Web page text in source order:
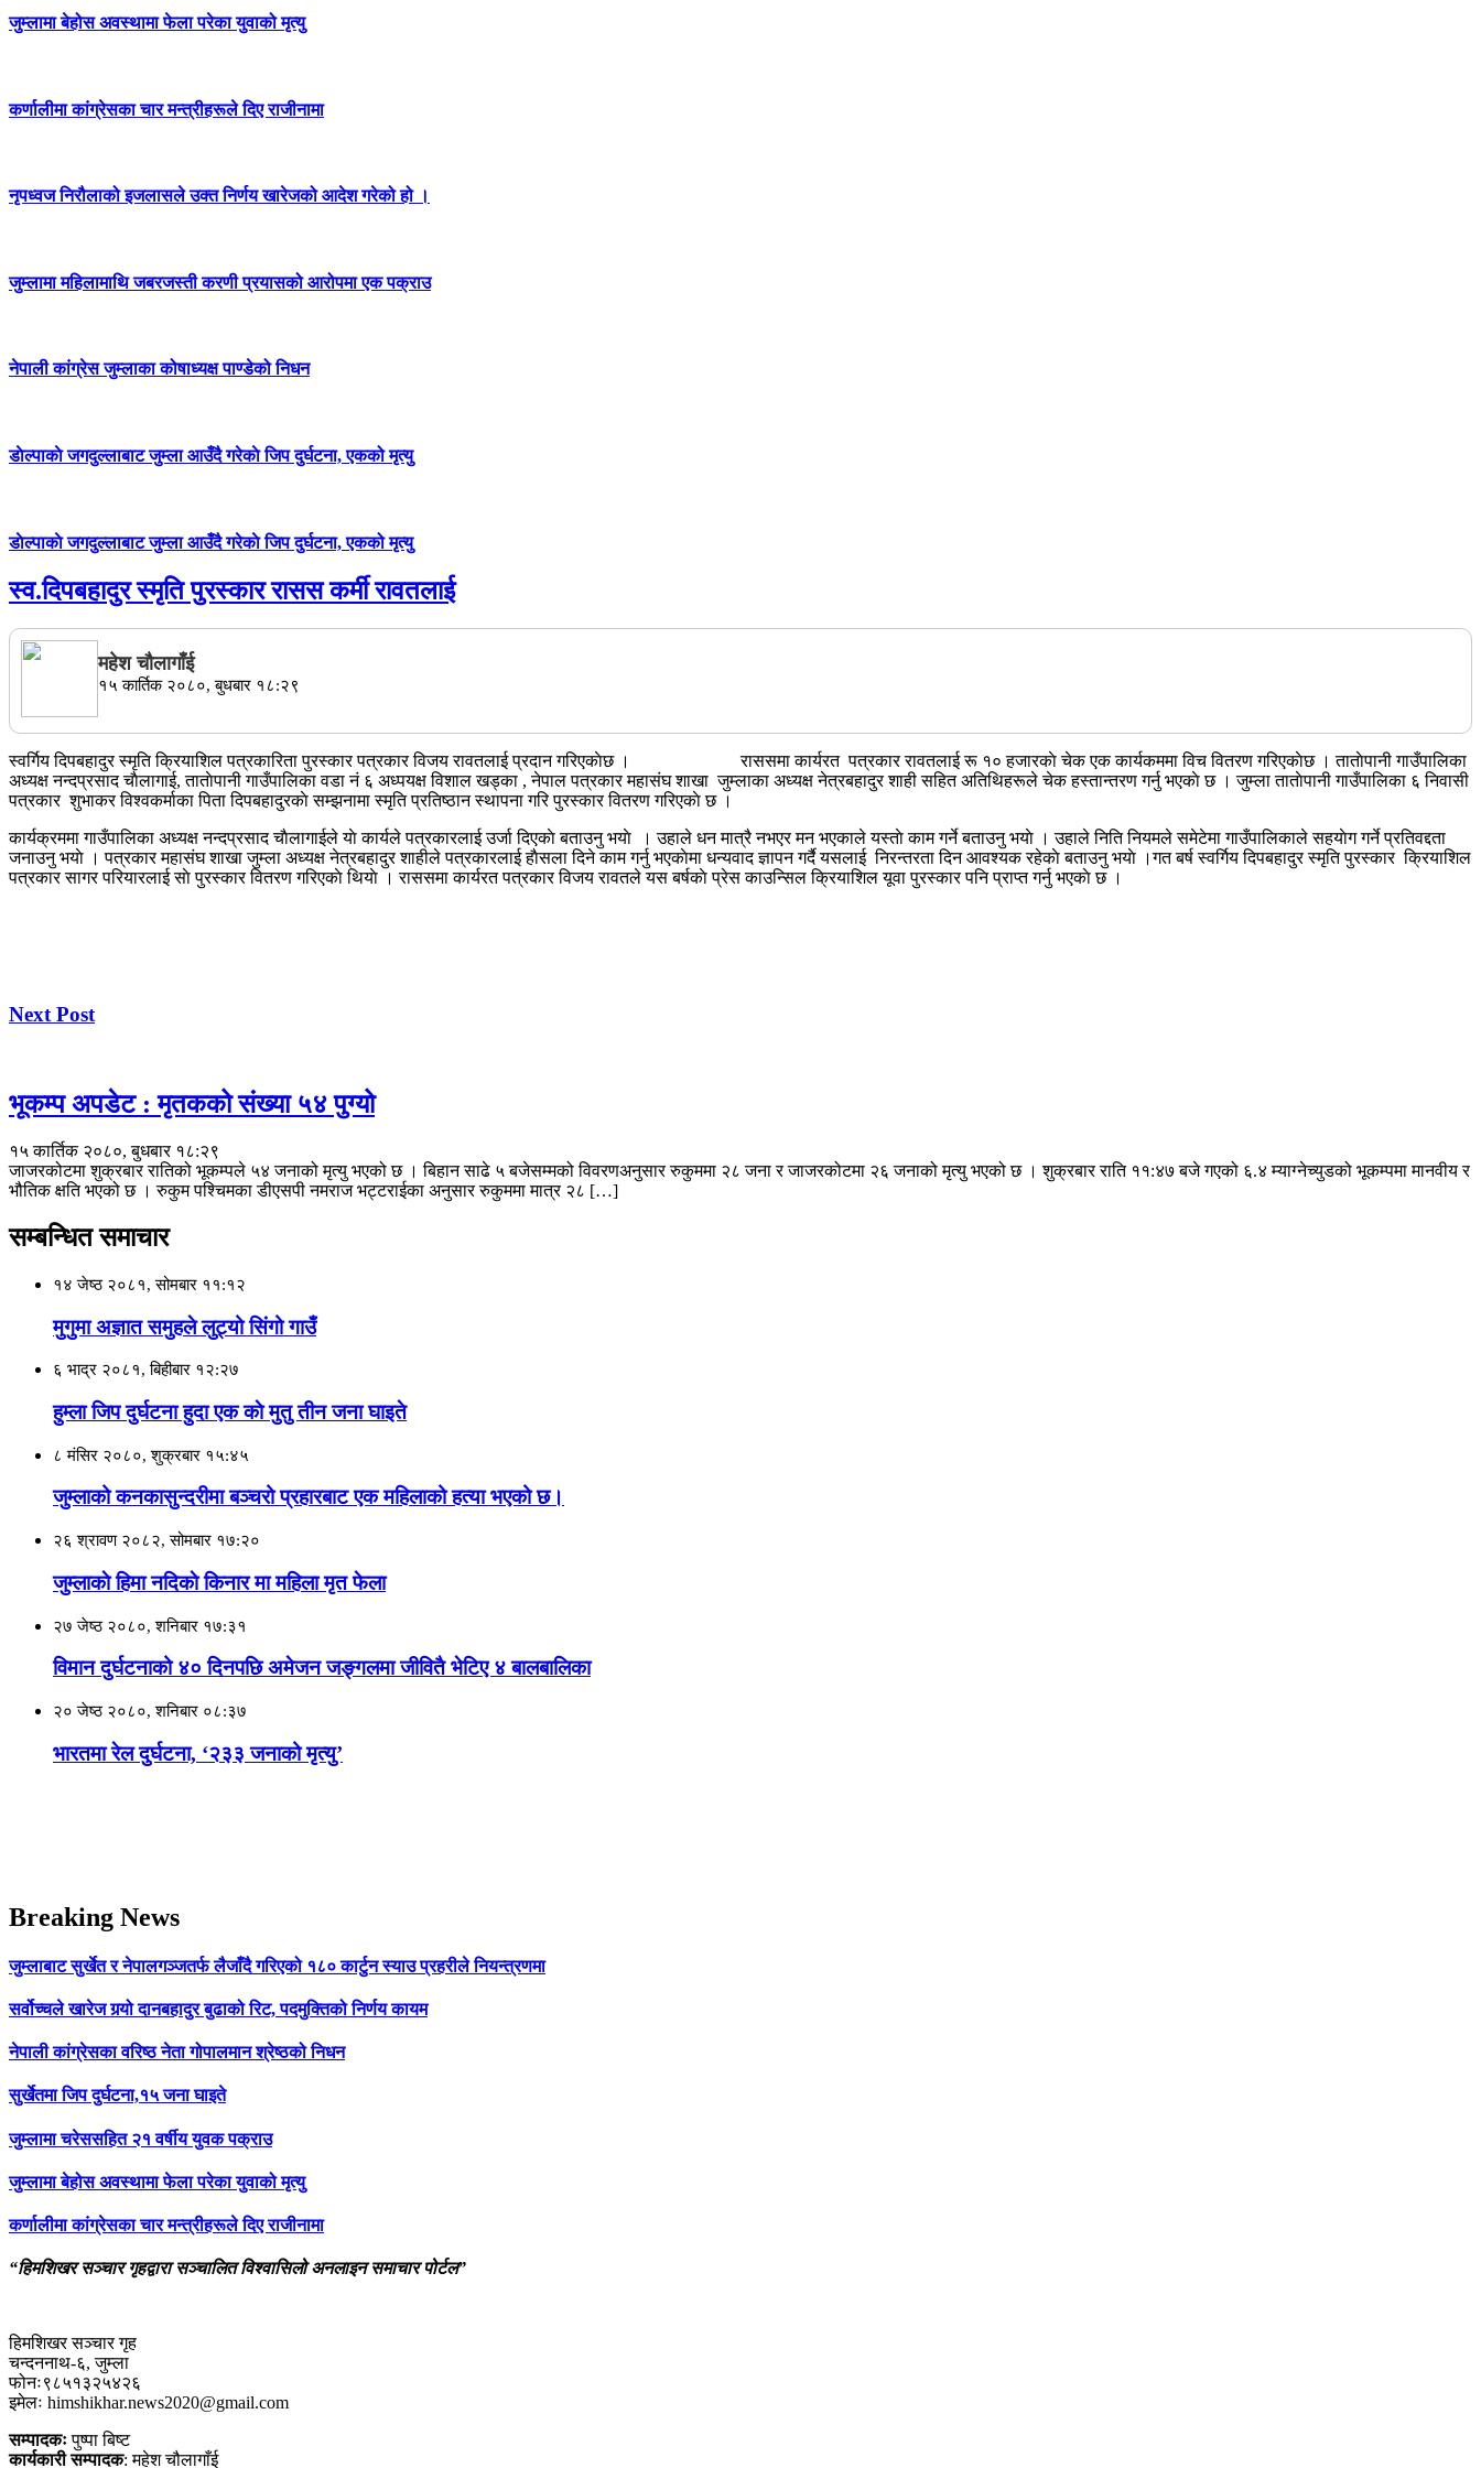
जुम्लामा बेहोस अवस्थामा फेला परेका युवाको मृत्यु
कर्णालीमा कांग्रेसका चार मन्त्रीहरूले दिए राजीनामा
नृपध्वज निरौलाको इजलासले उक्त निर्णय खारेजको आदेश गरेको हो ।
जुम्लामा महिलामाथि जबरजस्ती करणी प्रयासको आरोपमा एक पक्राउ
नेपाली कांग्रेस जुम्लाका कोषाध्यक्ष पाण्डेको निधन
डाेल्पाकाे जगदुल्लाबाट जुम्ला आउँदै गरेकाे जिप दुर्घटना, एकको मृत्यु
डाेल्पाकाे जगदुल्लाबाट जुम्ला आउँदै गरेकाे जिप दुर्घटना, एकको मृत्यु
स्व.दिपबहादुर स्मृति पुरस्कार रासस कर्मी रावतलाई
महेश चाैलागाँई
१५ कार्तिक २०८०, बुधबार १८:२९
स्वर्गिय दिपबहादुर स्मृति क्रियाशिल पत्रकारिता पुरस्कार पत्रकार विजय रावतलाई प्रदान गरिएकाेछ । राससमा कार्यरत पत्रकार रावतलाई रू १० हजारकाे चेक एक कार्यकममा विच वितरण गरिएकाेछ । ताताेपानी गाउँपालिका
अध्यक्ष नन्दप्रसाद चाैलागाई, ताताेपानी गाउँपालिका वडा नं ६ अध्पयक्ष विशाल खड्का , नेपाल पत्रकार महासंघ शाखा जुम्लाका अध्यक्ष नेत्रबहादुर शाही सहित अतिथिहरूले चेक हस्तान्तरण गर्नु भएकाे छ । जुम्ला ताताेपानी गाउँपालिका ६ निवासी
पत्रकार शुभाकर विश्वकर्माका पिता दिपबहादुरकाे सम्झनामा स्मृति प्रतिष्ठान स्थापना गरि पुरस्कार वितरण गरिएकाे छ ।
कार्यक्रममा गाउँपालिका अध्यक्ष नन्दप्रसाद चाैलागाईले याे कार्यले पत्रकारलाई उर्जा दिएकाे बताउनु भयाे । उहाले धन मात्रै नभएर मन भएकाले यस्ताे काम गर्ने बताउनु भयाे । उहाले निति नियमले समेटेमा गाउँपालिकाले सहयाेग गर्ने प्रतिवद्दता
जनाउनु भयाे । पत्रकार महासंघ शाखा जुम्ला अध्यक्ष नेत्रबहादुर शाहीले पत्रकारलाई हाैसला दिने काम गर्नु भएकाेमा धन्यवाद ज्ञापन गर्दै यसलाई निरन्तरता दिन आवश्यक रहेकाे बताउनु भयाे ।गत बर्ष स्वर्गिय दिपबहादुर स्मृति पुरस्कार क्रियाशिल
पत्रकार सागर परियारलाई साे पुरस्कार वितरण गरिएकाे थियाे । राससमा कार्यरत पत्रकार विजय रावतले यस बर्षकाे प्रेस काउन्सिल क्रियाशिल यूवा पुरस्कार पनि प्राप्त गर्नु भएकाे छ ।
Next Post
भूकम्प अपडेट : मृतकको संख्या ५४ पुग्यो
१५ कार्तिक २०८०, बुधबार १८:२९
जाजरकोटमा शुक्रबार रातिको भूकम्पले ५४ जनाको मृत्यु भएको छ । बिहान साढे ५ बजेसम्मको विवरणअनुसार रुकुममा २८ जना र जाजरकोटमा २६ जनाको मृत्यु भएको छ । शुक्रबार राति ११:४७ बजे गएको ६.४ म्याग्नेच्युडको भूकम्पमा मानवीय र
भौतिक क्षति भएको छ । रुकुम पश्चिमका डीएसपी नमराज भट्टराईका अनुसार रुकुममा मात्र २८ […]
सम्बन्धित समाचार
१४ जेष्ठ २०८१, सोमबार ११:१२
मुगुमा अज्ञात समुहले लुट्यो सिंगो गाउँ
६ भाद्र २०८१, बिहीबार १२:२७
हुम्ला जिप दुर्घटना हुदा एक काे मुतु तीन जना घाइते
८ मंसिर २०८०, शुक्रबार १५:४५
जुम्लाको कनकासुन्दरीमा बञ्चरो प्रहारबाट एक महिलाको हत्या भएको छ।
२६ श्रावण २०८२, सोमबार १७:२०
जुम्लाकाे हिमा नदिकाे किनार मा महिला मृत फेला
२७ जेष्ठ २०८०, शनिबार १७:३१
विमान दुर्घटनाको ४० दिनपछि अमेजन जङ्गलमा जीवितै भेटिए ४ बालबालिका
२० जेष्ठ २०८०, शनिबार ०८:३७
भारतमा रेल दुर्घटना, ‘२३३ जनाको मृत्यु’
Breaking News
जुम्लाबाट सुर्खेत र नेपालगञ्जतर्फ लैजाँदै गरिएको १८० कार्टुन स्याउ प्रहरीले नियन्त्रणमा
सर्वोच्चले खारेज गर्‍यो दानबहादुर बुढाको रिट, पदमुक्तिको निर्णय कायम
नेपाली कांग्रेसका वरिष्ठ नेता गोपालमान श्रेष्ठको निधन
सुर्खेतमा जिप दुर्घटना,१५ जना घाइते
जुम्लामा चरेससहित २१ वर्षीय युवक पक्राउ
जुम्लामा बेहोस अवस्थामा फेला परेका युवाको मृत्यु
कर्णालीमा कांग्रेसका चार मन्त्रीहरूले दिए राजीनामा
“हिमशिखर सञ्चार गृहद्वारा सञ्चालित विश्वासिलो अनलाइन समाचार पोर्टल”
हिमशिखर सञ्चार गृह
चन्दननाथ-६, जुम्ला
फोनः९८५१३२५४२६
इमेलः himshikhar.news2020@gmail.com
सम्पादकःपुष्पा बिष्ट
कार्यकारी सम्पादक: महेश चौलागाँई